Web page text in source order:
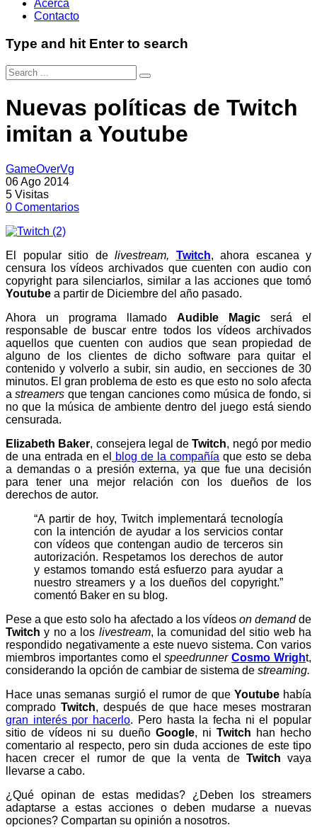
Acerca
Contacto
Type and hit Enter to search
Nuevas políticas de Twitch
imitan a Youtube
GameOverVg
06 Ago 2014
5 Visitas
0 Comentarios
El popular sitio de livestream, Twitch, ahora escanea y
censura los vídeos archivados que cuenten con audio con
copyright para silenciarlos, similar a las acciones que tomó
Youtube a partir de Diciembre del año pasado.
Ahora un programa llamado Audible Magic será el
responsable de buscar entre todos los vídeos archivados
aquellos que cuenten con audios que sean propiedad de
alguno de los clientes de dicho software para quitar el
contenido y volverlo a subir, sin audio, en secciones de 30
minutos. El gran problema de esto es que esto no solo afecta
astreamers que tengan canciones como música de fondo, si
no que la música de ambiente dentro del juego está siendo
censurada.
Elizabeth Baker, consejera legal de Twitch, negó por medio
de una entrada en el
blog de la compañía que esto se deba
a demandas o a presión externa, ya que fue una decisión
para tener una mejor relación con los dueños de los
derechos de autor.
“A partir de hoy, Twitch implementará tecnología
con la intención de ayudar a los servicios contar
con vídeos que contengan audio de terceros sin
autorización. Respetamos los derechos de autor
y estamos tomando está esfuerzo para ayudar a
nuestro streamers y a los dueños del copyright.”
comentó Baker en su blog.
Pese a que esto solo ha afectado a los vídeos on demandde
Twitch y no a los livestream, la comunidad del sitio web ha
respondido negativamente a este nuevo sistema. Con varios
miembros importantes como elspeedrunner Cosmo Wright,
considerando la opción de cambiar de sistema de streaming.
Hace unas semanas surgió el rumor de queYoutubehabía
comprado Twitch, después de que hace meses mostraran
gran interés por hacerlo. Pero hasta la fecha ni el popular
sitio de vídeos ni su dueño Google, ni Twitch han hecho
comentario al respecto, pero sin duda acciones de este tipo
hacen crecer el rumor de que la venta de Twitch vaya
llevarse a cabo.
¿Qué opinan de estas medidas? ¿Deben los streamers
adaptarse a estas acciones o deben mudarse a nuevas
opciones? Compartan su opinión a nosotros.